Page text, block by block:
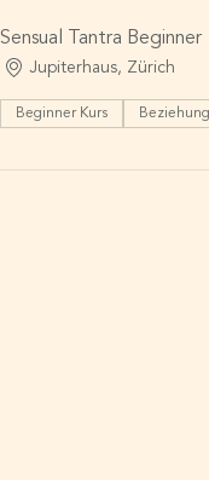
Sensual Tantra Beginner
Jupiterhaus, Zürich
Beginner Kurs Beziehung